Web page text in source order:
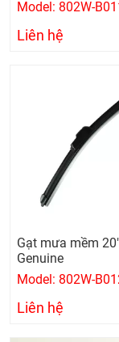
Model: 802W-
Liên hệ
Gạt mưa mềm
Genuine
Model: 802W-
Liên hệ